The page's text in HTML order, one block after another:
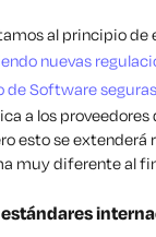
al principio de
nuevas
de Software seguras
a los proveedores
esto se
muy diferente al